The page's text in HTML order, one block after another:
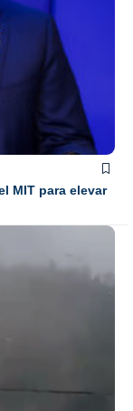
MIT para elevar